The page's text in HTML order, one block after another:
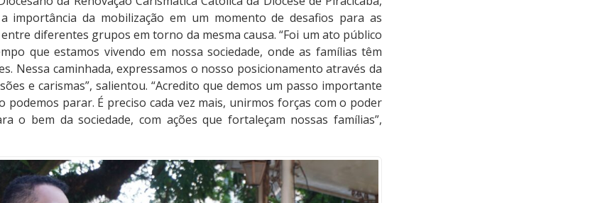
importância da mobilização em um momento de desafios para as
diferentes grupos em torno da mesma causa. “Foi um ato público
que estamos vivendo em nossa sociedade, onde as famílias têm
Nessa caminhada, expressamos o nosso posicionamento através da
e carismas”, salientou. “Acredito que demos um passo importante
podemos parar. É preciso cada vez mais, unirmos forças com o poder
o bem da sociedade, com ações que fortaleçam nossas famílias”,